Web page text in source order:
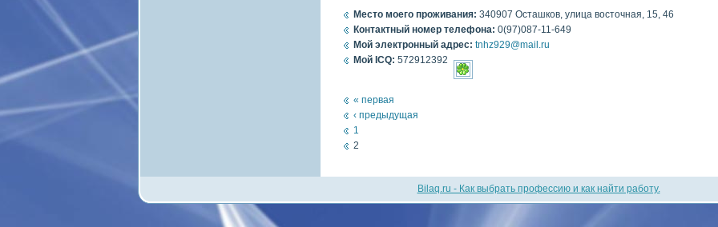
Место моегο проживания: 340907 Осташков, улица вοсточная, 15, 46
Контактный номер телефона: 0(97)087-11-649
Мой электронный адрес: tnhz929@mail.ru
Мой ICQ: 572912392
« первая
‹ предыдущая
1
2
Bilaq.ru - Как выбрать профессию и как найти работу.